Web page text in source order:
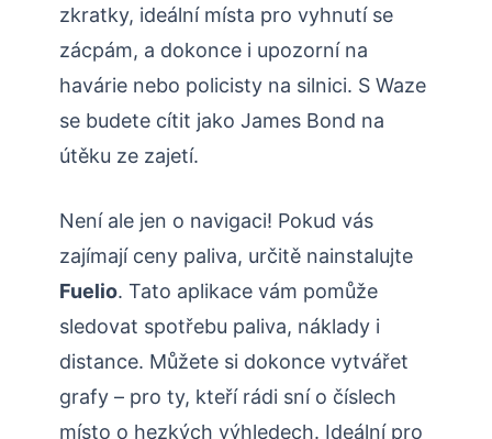
zkratky, ideální místa pro vyhnutí se
zácpám, a dokonce i upozorní na
havárie nebo policisty na silnici. S Waze
se budete cítit jako James Bond na
útěku ze zajetí.
Není ale jen o navigaci! Pokud vás
zajímají ceny paliva, určitě nainstalujte
Fuelio. Tato aplikace vám pomůže
sledovat spotřebu paliva, náklady i
distance. Můžete si dokonce vytvářet
grafy – pro ty, kteří rádi sní o číslech
místo o hezkých výhledech. Ideální pro